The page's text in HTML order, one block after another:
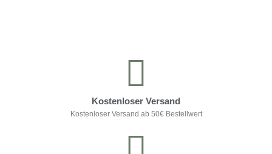
Kostenloser Versand
Kostenloser Versand ab 50€ Bestellwert